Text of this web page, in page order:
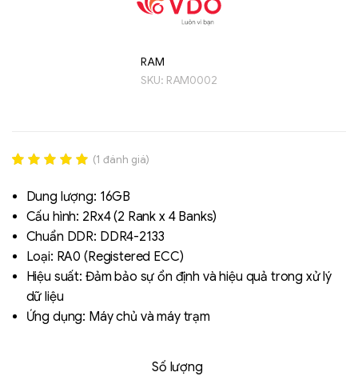
RAM
SKU: RAM0002
out of 5
based on
đánh giá
(1 đánh giá)
Dung lượng: 16GB
Cấu hình: 2Rx4 (2 Rank x 4 Banks)
Chuẩn DDR: DDR4-2133
Loại: RA0 (Registered ECC)
Hiệu suất: Đảm bảo sự ổn định và hiệu quả trong xử lý
dữ liệu
Ứng dụng: Máy chủ và máy trạm
Số lượng
GIGABYTE